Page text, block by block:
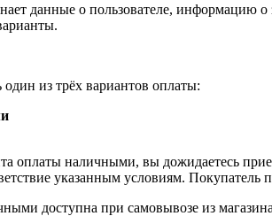
данные о пользователе, информацию
из трёх вариантов оплаты:
оплаты наличными, вы дожидаетесь
указанным условиям. Покупатель
доступна при самовывозе из